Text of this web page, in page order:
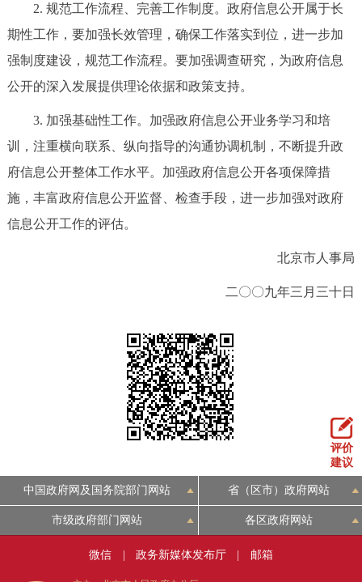
2. 规范工作流程、完善工作制度。政府信息公开属于长
期性工作，要加强长效管理，确保工作落实到位，进一步加
强制度建设，规范工作流程。要加强调查研究，为政府信息
公开的深入发展提供理论依据和政策支持。
3. 加强基础性工作。加强政府信息公开业务学习和培
训，注重横向联系、纵向指导的沟通协调机制，不断提升政
府信息公开整体工作水平。加强政府信息公开各项保障措
施，丰富政府信息公开监督、检查手段，进一步加强对政府
信息公开工作的评估。
北京市人事局
二〇〇九年三月三十日
评价
建议
中国政府网及国务院部门网站 省（区市）政府网站
市级政府部门网站 各区政府网站
微信 政务新媒体发布厅 邮箱